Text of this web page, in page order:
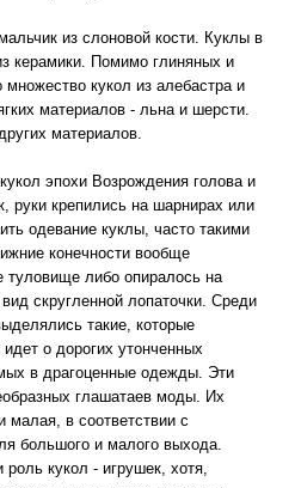
из слоновой кости. Куклы в
керамики. Помимо глиняных и
кукол из алебастра и
материалов - льна и шерсти.
материалов.
эпохи Возрождения голова и
руки крепились на шарнирах или
одевание куклы, часто такими
конечности вообще
туловище либо опиралось на
скругленной лопаточки. Среди
такие, которые
о дорогих утонченных
в драгоценные одежды. Эти
глашатаев моды. Их
в соответствии с
большого и малого выхода.
кукол - игрушек, хотя,